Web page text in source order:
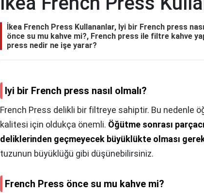
İkea French Press Kullananlar, Iyi bir French press
önce su mu kahve mi?, French press ile filtre kahve
press nedir ne işe yarar?
Iyi bir French press nasıl olmalı?
French Press delikli bir filtreye sahiptir. Bu nedenle
kalitesi için oldukça önemli. Öğütme sonrası
deliklerinden geçmeyecek büyüklükte olması
tuzunun büyüklüğü gibi düşünebilirsiniz.
French Press önce su mu kahve mi?